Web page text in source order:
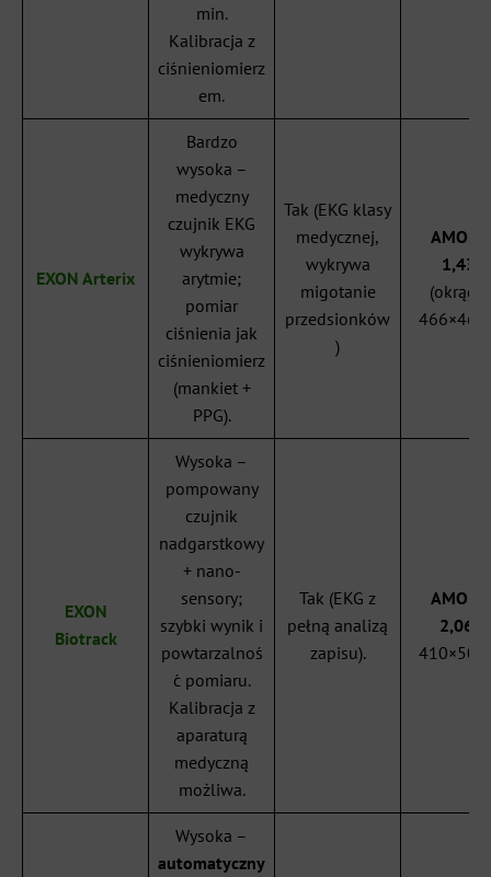
min.
Kalibracja z
ciśnieniomierz
em.
EXON Arterix
Bardzo
wysoka –
medyczny
czujnik EKG
wykrywa
arytmie;
pomiar
ciśnienia jak
ciśnieniomierz
(mankiet +
PPG).
Tak (EKG klasy
medycznej,
wykrywa
migotanie
przedsionków
)
1,43″
466×466
EXON
Biotrack
Wysoka –
pompowany
czujnik
nadgarstkowy
+ nano-
sensory;
szybki wynik i
powtarzalnoś
ć pomiaru.
Kalibracja z
aparaturą
medyczną
możliwa.
Tak (EKG z
pełną analizą
zapisu).
2,06″
410×502
Wysoka –
automatyczny